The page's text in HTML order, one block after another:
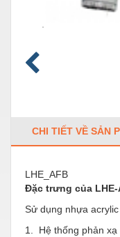
CHI TIẾT VỀ SẢN
LHE_AFB
Đặc trưng của LHE-
Sử dụng nhựa
1. Hệ thống phản xạ